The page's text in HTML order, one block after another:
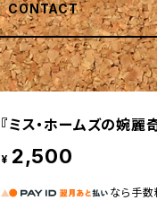
CONTACT
『ミス・ホームズの婉麗
¥ 2,500
なら 手数